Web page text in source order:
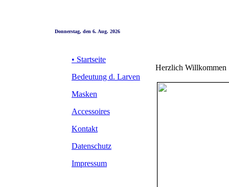
Donnerstag, den 6. Aug. 2026
• Startseite
Bedeutung d. Larven
Masken
Accessoires
Kontakt
Datenschutz
Impressum
Herzlich Willkommen